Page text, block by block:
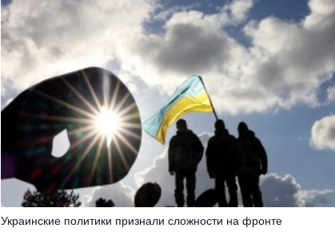
Украинские политики признали сложности на фронте